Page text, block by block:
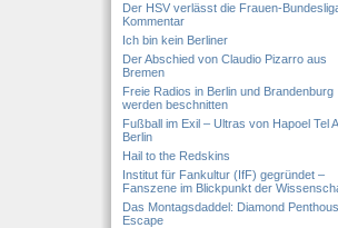
Der HSV verlässt die Frauen-
Kommentar
Ich bin kein Berliner
Der Abschied von Claudio Pizarro aus
Bremen
Freie Radios in Berlin und Brandenburg
werden beschnitten
Fußball im Exil – Ultras von Hapoel Tel
Berlin
Hail to the Redskins
Institut für Fankultur (IfF) gegründet –
Fanszene im Blickpunkt der
Das Montagsdaddel: Diamond
Escape